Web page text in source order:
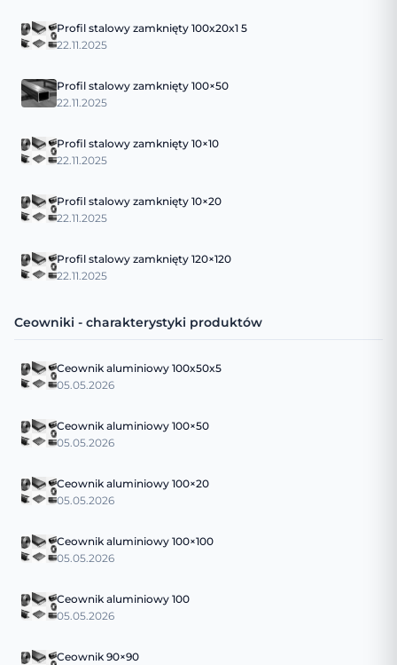
Profil stalowy zamknięty 100x20x1 5
22.11.2025
Profil stalowy zamknięty 100×50
22.11.2025
Profil stalowy zamknięty 10×10
22.11.2025
Profil stalowy zamknięty 10×20
22.11.2025
Profil stalowy zamknięty 120×120
22.11.2025
Ceowniki - charakterystyki produktów
Ceownik aluminiowy 100x50x5
05.05.2026
Ceownik aluminiowy 100×50
05.05.2026
Ceownik aluminiowy 100×20
05.05.2026
Ceownik aluminiowy 100×100
05.05.2026
Ceownik aluminiowy 100
05.05.2026
Ceownik 90×90